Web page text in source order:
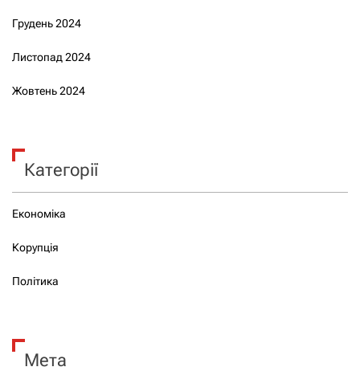
Грудень 2024
Листопад 2024
Жовтень 2024
Категорії
Економіка
Корупція
Політика
Мета